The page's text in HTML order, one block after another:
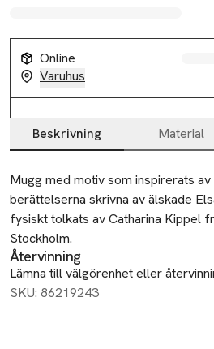
Online
Varuhus
Beskrivning Material
Beskrivning
Mugg med motiv som inspirerats
berättelserna skrivna av älskade
fysiskt tolkats av Catharina Kippel
Stockholm.
Återvinning
Lämna till välgörenhet eller
SKU: 86219243